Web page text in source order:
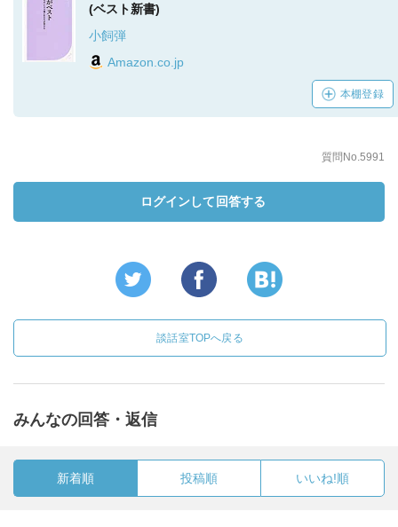
(ベスト新書)
小飼弾
Amazon.co.jp
本棚登録
質問No.5991
ログインして回答する
談話室TOPへ戻る
みんなの回答・返信
新着順 投稿順 いいね!順